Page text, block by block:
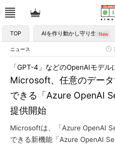
TOP AIを作り動かし守り生かす
ニュース
Microsoft、任意のデー
できる「Azure OpenAI
提供開始
「GPT-4」などのOpenAIモデル
Microsoftは、「Azure OpenAI
できる新機能「Azure OpenAI